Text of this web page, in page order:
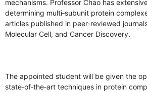
mechanisms. Professor Chao has
determining multi‐subunit protein
articles published in peer-reviewed
Molecular Cell, and Cancer Discovery.
The appointed student will be given the
state‐of‐the‐art techniques in protein